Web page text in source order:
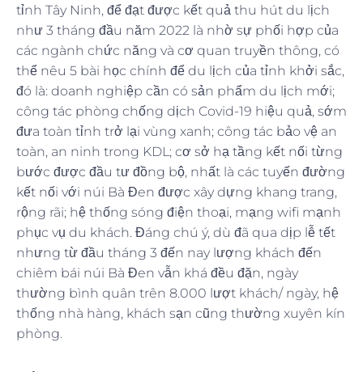
tỉnh Tây Ninh, để đạt được kết quả thu hút du lịch
như 3 tháng đầu năm 2022 là nhờ sự phối hợp của
các ngành chức năng và cơ quan truyền thông, có
thể nêu 5 bài học chính để du lịch của tỉnh khởi sắc,
đó là: doanh nghiệp cần có sản phẩm du lịch mới;
công tác phòng chống dịch Covid-19 hiệu quả, sớm
đưa toàn tỉnh trở lại vùng xanh; công tác bảo vệ an
toàn, an ninh trong KDL; cơ sở hạ tầng kết nối từng
bước được đầu tư đồng bộ, nhất là các tuyến đường
kết nối với núi Bà Đen được xây dựng khang trang,
rộng rãi; hệ thống sóng điện thoại, mạng wifi mạnh
phục vụ du khách. Đáng chú ý, dù đã qua dịp lễ tết
nhưng từ đầu tháng 3 đến nay lượng khách đến
chiêm bái núi Bà Đen vẫn khá đều đặn, ngày
thường bình quân trên 8.000 lượt khách/ ngày, hệ
thống nhà hàng, khách sạn cũng thường xuyên kín
phòng.